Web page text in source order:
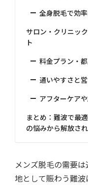
全身脱毛で効
サロン・クリニッ
ト
料金プラン・
通いやすさと
アフターケア
まとめ：難波で最
の悩みから解放され
メンズ脱毛の需要
地として賑わう難